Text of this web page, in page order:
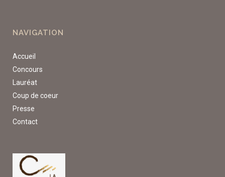
NAVIGATION
Accueil
Concours
Lauréat
Coup de coeur
Presse
Contact